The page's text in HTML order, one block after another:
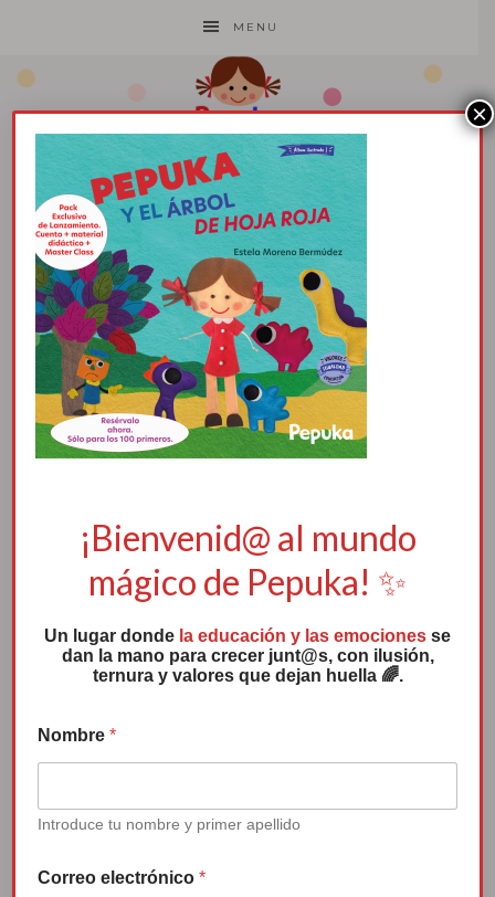
MENU
PORTADA CUENTO
PEPUKA y EL
ÁRBOL DE HOJA
ROJAñ presentacion
2 junio, 2025 por Pepuka
¡Bienvenid@ al mundo
mágico de Pepuka! ✨
Un lugar donde la educación y las emociones se
dan la mano para crecer junt@s, con ilusión,
ternura y valores que dejan huella 🌈.
e
r
r
e
Nombre*
Introduce tu nombre y primer apellido
Correo electrónico*
×